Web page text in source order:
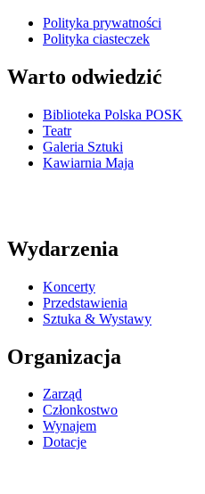
Polityka prywatności
Polityka ciasteczek
Warto odwiedzić
Biblioteka Polska POSK
Teatr
Galeria Sztuki
Kawiarnia Maja
Wydarzenia
Koncerty
Przedstawienia
Sztuka & Wystawy
Organizacja
Zarząd
Członkostwo
Wynajem
Dotacje